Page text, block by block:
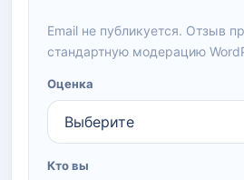
Email не публикуется. Отзыв
стандартную модерацию
Оценка
Кто вы